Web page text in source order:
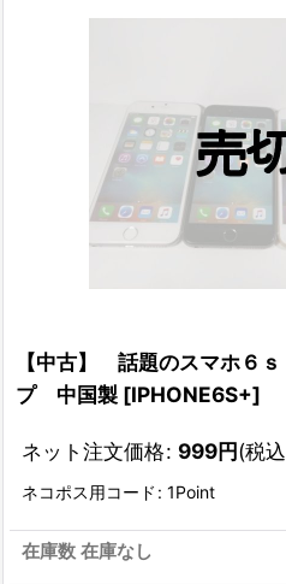
【中古】 話題のスマホ６
プ 中国製 [IPHONE6S+]
ネット注文価格: 999円(税
ネコポス用コード : 1Point
在庫数 在庫なし